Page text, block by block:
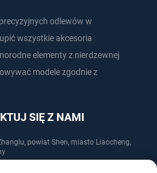
odlewów w
wszystkie akcesoria
elementy z nierdzewnej
modele zgodnie z
SIĘ Z NAMI
powiat Shen, miasto Liaocheng,